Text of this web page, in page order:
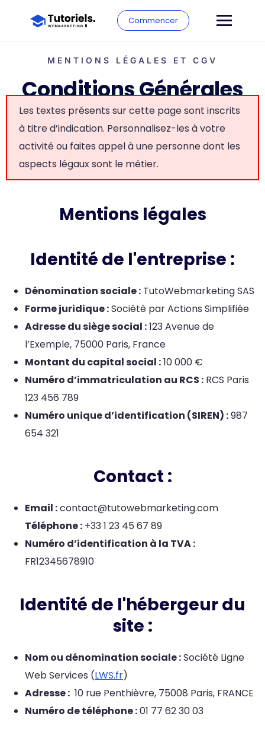
Commencer
MENTIONS LÉGALES ET CGV
Conditions Générales
Les textes présents sur cette page sont inscrits
à titre d’indication. Personnalisez-les à votre
activité ou faites appel à une personne dont les
aspects légaux sont le métier.
Mentions légales
Identité de l'entreprise :
Dénomination sociale : TutoWebmarketing SAS
Forme juridique :Société par Actions Simplifiée
Adresse du siège social :123 Avenue de
l’Exemple, 75000 Paris, France
Montant du capital social :10 000 €
Numéro d’immatriculation au RCS : RCS Paris
123 456 789
Numéro unique d’identification (SIREN) :987
654 321
Contact :
Email :contact@tutowebmarketing.com
Téléphone : +33 1 23 45 67 89
Numéro d’identification à la TVA :
FR12345678910
Identité de l'hébergeur du
site :
Nom ou dénomination sociale :Société Ligne
Web Services (LWS.fr)
Adresse : 10 rue Penthièvre, 75008 Paris, FRANCE
Numéro de téléphone :01 77 62 30 03